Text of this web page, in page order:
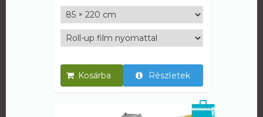
Részletek